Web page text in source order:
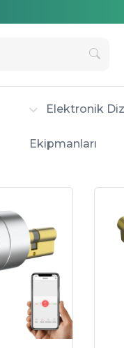
Elektronik
Ekipmanları